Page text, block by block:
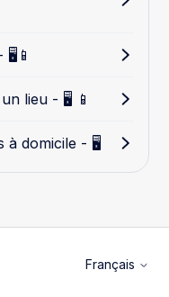
lieu - 🖥️ 📱
à domicile - 🖥️
Français